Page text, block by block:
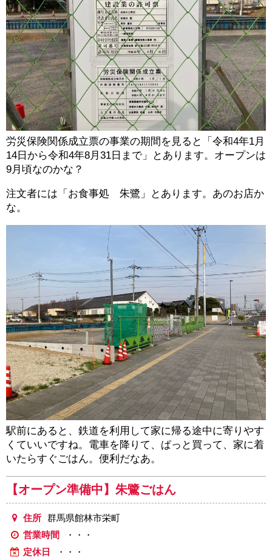
労災保険関係成立票の事業の期間を見ると「令和4年1月
14日から令和4年8月31日まで」とあります。オープンは
9月頃なのかな？
注文者には「お食事処 朱鷺」とあります。あのお店か
な。
駅前にあると、鉄道を利用して家に帰る途中に寄りやす
くていいですね。電車を降りて、ぱっと買って、家に着
いたらすぐごはん。便利だなあ。
【オープン準備中】朱鷺ごはん
住所
群馬県館林市栄町
営業時間
・・・
定休日
・・・